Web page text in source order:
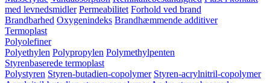
med levnedsmidler Permeabilitet Forhold ved brand
Brandbarhed Oxygenindeks Brandhæmmende additiver
Termoplast
Polyolefiner
Polyethylen Polypropylen Polymethylpenten
Styrenbaserede termoplast
Polystyren Styren-butadien-copolymer Styren-acrylnitril-copolymer